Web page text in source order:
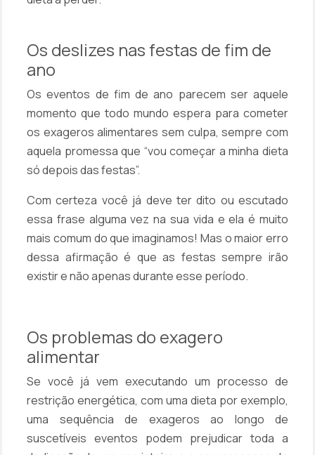
Os deslizes nas festas de fim de
ano
Os eventos de fim de ano parecem ser aquele
momento que todo mundo espera para cometer
os exageros alimentares sem culpa, sempre com
aquela promessa que “vou começar a minha dieta
só depois das festas”.
Com certeza você já deve ter dito ou escutado
essa frase alguma vez na sua vida e ela é muito
mais comum do que imaginamos! Mas o maior erro
dessa afirmação é que as festas sempre irão
existir e não apenas durante esse período.
Os problemas do exagero
alimentar
Se você já vem executando um processo de
restrição energética, com uma dieta por exemplo,
uma sequência de exageros ao longo de
suscetíveis eventos podem prejudicar toda a